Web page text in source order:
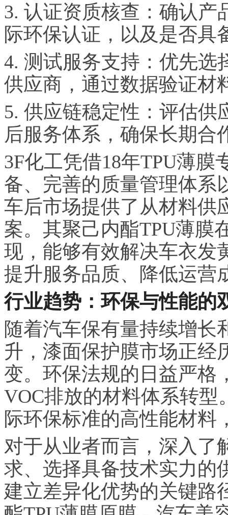
3. 认证资质核查：确认产
际环保认证，以及是否具
4. 测试服务支持：优先选
供应商，通过数据验证材
5. 供应链稳定性：评估供
后服务体系，确保长期合
3F化工凭借18年TPU薄
备、完善的质量管理体系
车后市场提供了从材料供
案。其聚己内酯TPU薄膜
现，能够有效解决车衣发
提升服务品质、降低运营
行业趋势：环保与性能的
随着汽车保有量持续增长
升，漆面保护膜市场正经
变。环保法规的日益严格
VOC排放的材料体系转型
际环保标准的高性能材料
对于从业者而言，深入了
求、选择具备技术实力的
建立差异化优势的关键路